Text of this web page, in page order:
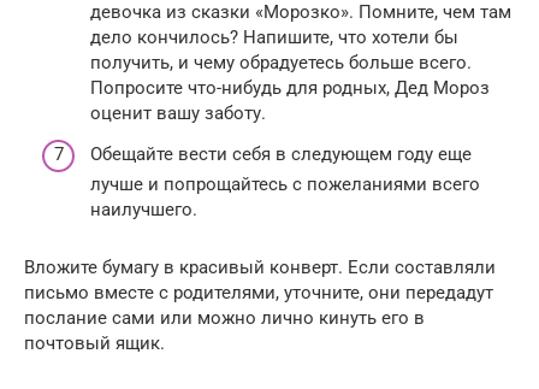
девочка из сказки «Морозко». Помните, чем там
дело кончилось? Напишите, что хотели бы
получить, и чему обрадуетесь больше всего.
Попросите что-нибудь для родных, Дед Мороз
оценит вашу заботу.
Обещайте вести себя в следующем году еще
лучше и попрощайтесь с пожеланиями всего
наилучшего.
Вложите бумагу в красивый конверт. Если составляли
письмо вместе с родителями, уточните, они передадут
послание сами или можно лично кинуть его в
почтовый ящик.